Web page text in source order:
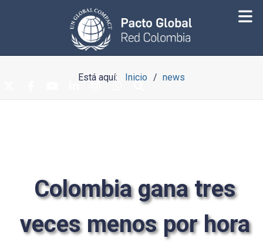
Está aquí: Inicio news
Colombia gana tres
veces menos por hora